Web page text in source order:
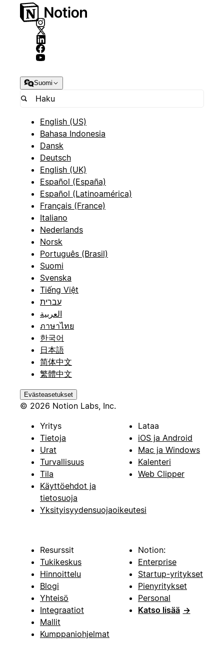
Suomi
English (US)
Bahasa Indonesia
Dansk
Deutsch
English (UK)
Español (España)
Español (Latinoamérica)
Français (France)
Italiano
Nederlands
Norsk
Português (Brasil)
Suomi
Svenska
Tiếng Việt
עברית
العربية
ภาษาไทย
한국어
日本語
简体中文
繁體中文
Evästeasetukset
© 2026 Notion Labs, Inc.
Yritys
Tietoja
Urat
Turvallisuus
Tila
Käyttöehdot ja
tietosuoja
Yksityisyydensuojaoikeutesi
Lataa
iOS ja Android
Mac ja Windows
Kalenteri
Web Clipper
Resurssit
Tukikeskus
Hinnoittelu
Blogi
Yhteisö
Integraatiot
Mallit
Kumppaniohjelmat
Notion:
Enterprise
Startup-yritykset
Pienyritykset
Personal
Katso lisää →